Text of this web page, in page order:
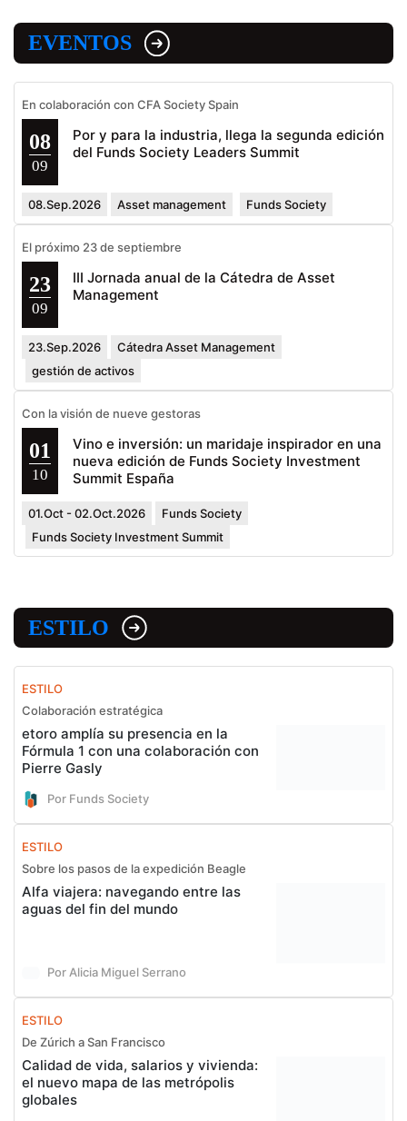
EVENTOS
En colaboración con CFA Society Spain
08
09
Por y para la industria, llega la segunda edición
del Funds Society Leaders Summit
08.Sep.2026 Asset management Funds Society
El próximo 23 de septiembre
23
09
III Jornada anual de la Cátedra de Asset
Management
23.Sep.2026
Cátedra Asset Management
gestión de activos
Con la visión de nueve gestoras
01
10
Vino e inversión: un maridaje inspirador en una
nueva edición de Funds Society Investment
Summit España
01.Oct - 02.Oct.2026
Funds Society
Funds Society Investment Summit
ESTILO
ESTILO
Colaboración estratégica
etoro amplía su presencia en la
Fórmula 1 con una colaboración con
Pierre Gasly
Por Funds Society
ESTILO
Sobre los pasos de la expedición Beagle
Alfa viajera: navegando entre las
aguas del fin del mundo
Por Alicia Miguel Serrano
ESTILO
De Zúrich a San Francisco
Calidad de vida, salarios y vivienda:
el nuevo mapa de las metrópolis
globales